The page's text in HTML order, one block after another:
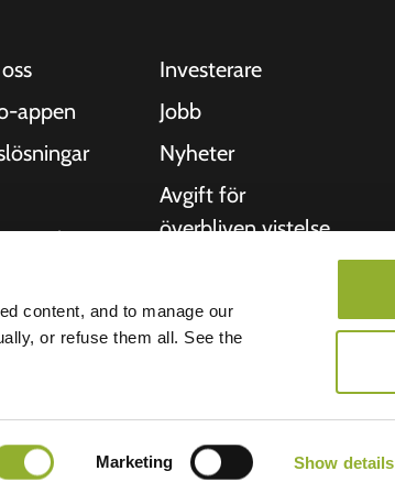
content, and to manage our
or refuse them all. See the
Marketing Show details
appen
Investerare
Jobb
Nyheter
Avgift för
överbliven vistelse
Om oss
förbehållna © 2026 - Allego B.V.